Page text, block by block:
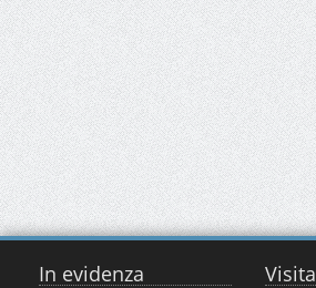
In evidenza Visita